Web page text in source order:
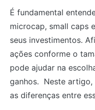
É fundamental
microcap, small caps
seus investimentos.
ações conforme o
pode ajudar na
ganhos. Neste artigo,
as diferenças entre